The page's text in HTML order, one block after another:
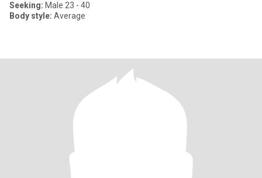
Seeking: Male 23 - 40
Body style: Average